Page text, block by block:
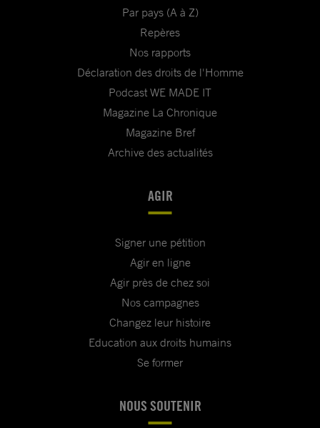
Par pays (A à Z)
Repères
Nos rapports
Déclaration des droits de l'Homme
Podcast WE MADE IT
Magazine La Chronique
Magazine Bref
Archive des actualités
AGIR
Signer une pétition
Agir en ligne
Agir près de chez soi
Nos campagnes
Changez leur histoire
Education aux droits humains
Se former
NOUS SOUTENIR